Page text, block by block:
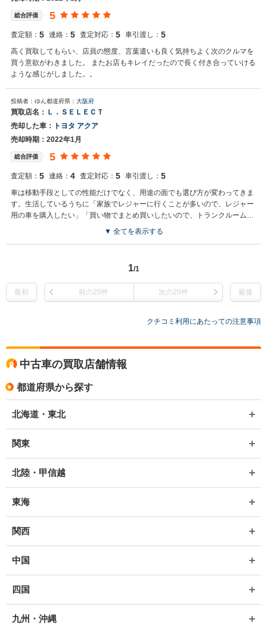
総合評価 5
査定額： 5 連絡： 5 査定対応： 5 車引渡し： 5
高く買取してもらい、店員の態度、言葉遣いも良く気持ちよく次のクルマを
買う意欲がわきました。 またお店もキレイだったので長く付き合っていける
ような感じがしました。。
投稿者：ゆん都道府県： 大阪府
買取店名： Ｌ．ＳＥＬＥＣＴ
売却した車：
トヨタ アクア
売却時期：2022年1月
総合評価 5
査定額： 5 連絡： 4 査定対応： 5 車引渡し： 5
車は移動手段としての性能だけでなく、用途の面でも選び方が変わってきま
す。生活しているうちに「家族でレジャーに行くことが多いので、レジャー
用の車を購入したい」「買い物でまとめ買いしたいので、トランクルームの
広い車を選びたいとおもいました。
▼ 全てを表示する
1/1
最初 前の20件 次の20件 最後
クチコミ利用にあたっての注意事項
中古車の買取店舗情報
都道府県から探す
北海道・東北
関東
北陸・甲信越
東海
関西
中国
四国
九州・沖縄